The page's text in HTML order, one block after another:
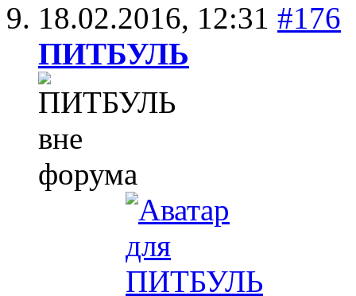
18.02.2016, 12:31 #176
ПИТБУЛЬ